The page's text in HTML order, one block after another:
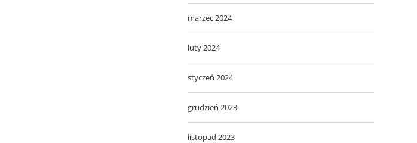
marzec 2024
luty 2024
styczeń 2024
grudzień 2023
listopad 2023